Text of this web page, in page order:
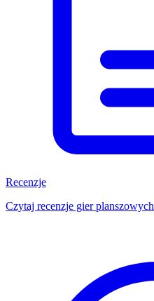
Recenzje
Czytaj recenzje gier planszowych